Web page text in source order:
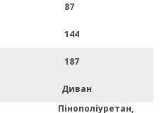
87
144
187
Диван
Пінополіуретан,